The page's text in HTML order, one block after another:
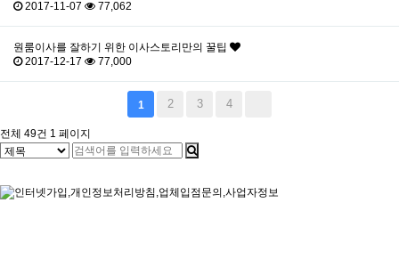
2017-11-07
77,062
원룸이사를 잘하기 위한 이사스토리만의 꿀팁
2017-12-17
77,000
1 2 3 4
전체 49건 1 페이지